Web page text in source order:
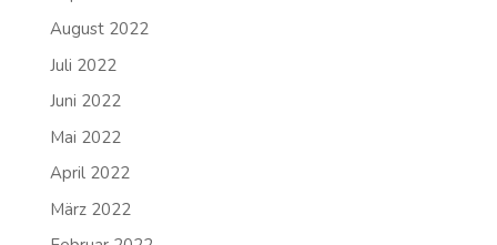
August 2022
Juli 2022
Juni 2022
Mai 2022
April 2022
März 2022